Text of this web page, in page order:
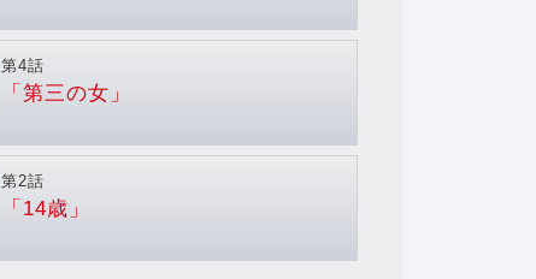
第4話
「第三の女」
第2話
「14歳」